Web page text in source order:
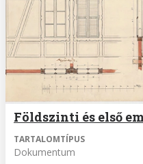
Földszinti és első
TARTALOMTÍPUS
Dokumentum